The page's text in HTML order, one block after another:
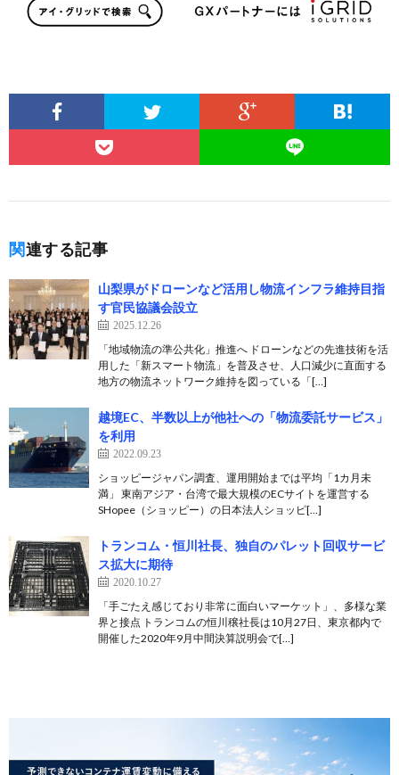
関連する記事
山梨県がドローンなど活用し物流インフラ維持目指
す官民協議会設立
2025.12.26
「地域物流の準公共化」推進へ ドローンなどの先進技術を活
用した「新スマート物流」を普及させ、人口減少に直面する
地方の物流ネットワーク維持を図っている「[…]
越境EC、半数以上が他社への「物流委託サービス」
を利用
2022.09.23
ショッピージャパン調査、運用開始までは平均「1カ月未
満」 東南アジア・台湾で最大規模のECサイトを運営する
SHopee（ショッピー）の日本法人ショッピ[…]
トランコム・恒川社長、独自のパレット回収サービ
ス拡大に期待
2020.10.27
「手ごたえ感じており非常に面白いマーケット」、多様な業
界と接点 トランコムの恒川穣社長は10月27日、東京都内で
開催した2020年9月中間決算説明会で[…]